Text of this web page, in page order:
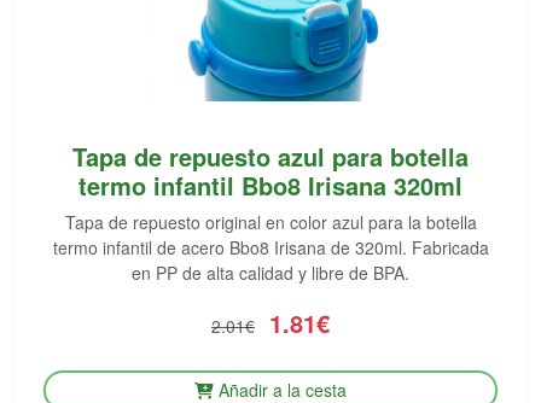
Tapa de repuesto azul para botella
termo infantil Bbo8 Irisana 320ml
Tapa de repuesto original en color azul para la botella
termo infantil de acero Bbo8 Irisana de 320ml. Fabricada
en PP de alta calidad y libre de BPA.
2.01€ 1.81€
Añadir a la cesta